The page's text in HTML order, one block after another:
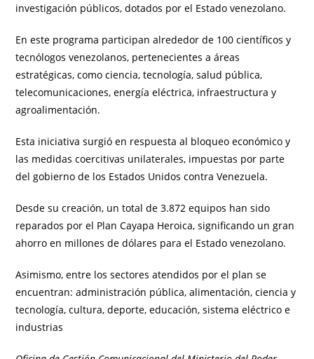
investigación públicos, dotados por el Estado venezolano.
En este programa participan alrededor de 100 científicos y
tecnólogos venezolanos, pertenecientes a áreas
estratégicas, como ciencia, tecnología, salud pública,
telecomunicaciones, energía eléctrica, infraestructura y
agroalimentación.
Esta iniciativa surgió en respuesta al bloqueo económico y
las medidas coercitivas unilaterales, impuestas por parte
del gobierno de los Estados Unidos contra Venezuela.
Desde su creación, un total de 3.872 equipos han sido
reparados por el Plan Cayapa Heroica, significando un gran
ahorro en millones de dólares para el Estado venezolano.
Asimismo, entre los sectores atendidos por el plan se
encuentran: administración pública, alimentación, ciencia y
tecnología, cultura, deporte, educación, sistema eléctrico e
industrias